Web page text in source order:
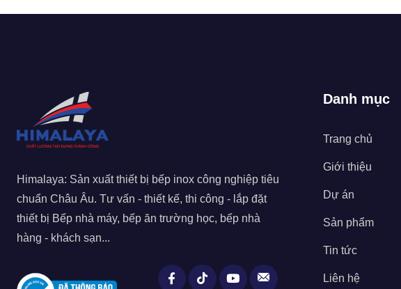
Himalaya: Sản xuất thiết bị bếp inox công nghiệp tiêu
chuẩn Châu Âu. Tư vấn - thiết kế, thi công - lắp đặt
thiết bị Bếp nhà máy, bếp ăn trường học, bếp nhà
hàng - khách sạn...
Danh mục
Trang chủ
Giới thiệu
Dự án
Sản phẩm
Tin tức
Liên hệ